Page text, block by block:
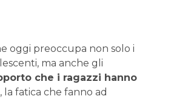
oggi preoccupa non solo i
ma anche gli
che i ragazzi hanno
, la fatica che fanno ad